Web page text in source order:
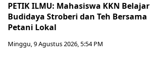
PETIK ILMU: Mahasiswa KKN Belajar
Budidaya Stroberi dan Teh Bersama
Petani Lokal
Minggu, 9 Agustus 2026, 5:54 PM